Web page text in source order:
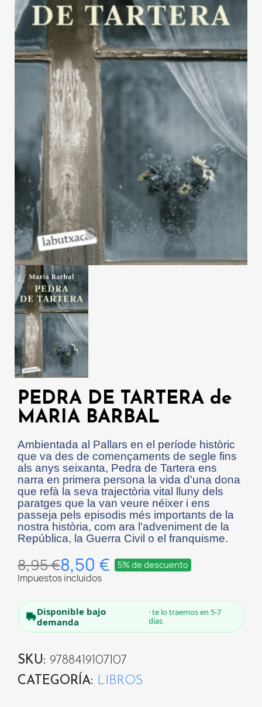
PEDRA DE TARTERA de
MARIA BARBAL
Ambientada al Pallars en el període històric
que va des de començaments de segle fins
als anys seixanta, Pedra de Tartera ens
narra en primera persona la vida d'una dona
que refà la seva trajectòria vital lluny dels
paratges que la van veure néixer i ens
passeja pels episodis més importants de la
nostra història, com ara l'adveniment de la
República, la Guerra Civil o el franquisme.
8,95 €8,50 € 5% de descuento
Impuestos incluidos
Disponible bajo
demanda
· te lo traemos en 5-7
días
SKU
9788419107107
CATEGORÍA
LIBROS